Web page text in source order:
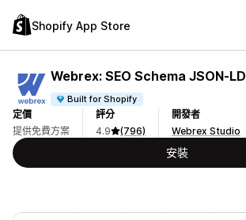
Shopify App Store
Webrex: SEO Schema JSON‑LD
Built for Shopify
定價
提供免費方案
評分
4.9
(796)
開發者
Webrex Studio
安裝